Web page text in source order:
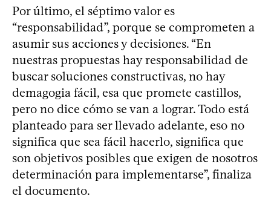
Por último, el séptimo valor es
“responsabilidad”, porque se comprometen a
asumir sus acciones y decisiones. “En
nuestras propuestas hay responsabilidad de
buscar soluciones constructivas, no hay
demagogia fácil, esa que promete castillos,
pero no dice cómo se van a lograr. Todo está
planteado para ser llevado adelante, eso no
significa que sea fácil hacerlo, significa que
son objetivos posibles que exigen de nosotros
determinación para implementarse”, finaliza
el documento.